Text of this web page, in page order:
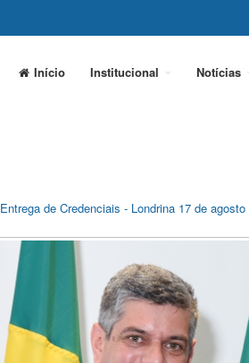
Início Institucional Notícias
Entrega de Credenciais - Londrina 17 de agosto